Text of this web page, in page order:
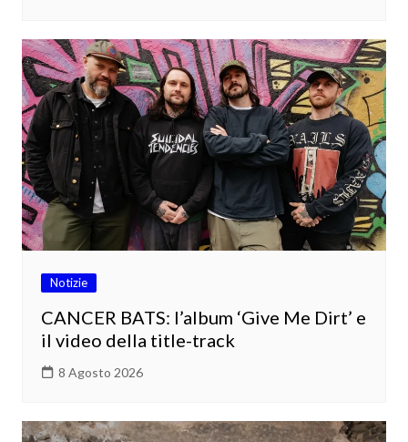
Notizie
CANCER BATS: l’album ‘Give Me Dirt’ e
il video della title-track
8 Agosto 2026